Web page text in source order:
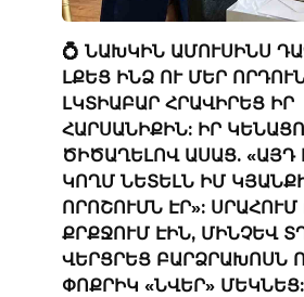
💍 ՆԱԽԿԻՆ ԱՄՈՒՍԻՆՍ
ԼՔԵՑ ԻՆՁ ՈՒ ՄԵՐ
ԼԿՏԻԱԲԱՐ ՀՐԱՎԻՐԵՑ ԻՐ
ՀԱՐՍԱՆԻՔԻՆ: ԻՐ
ԾԻԾԱՂԵԼՈՎ ԱՍԱՑ.
ԿՈՂՄ ՆԵՏԵԼՆ ԻՄ
ՈՐՈՇՈՒՄՆ ԷՐ»: ՍՐԱՀՈՒՄ
ՔՐՔՋՈՒՄ ԷԻՆ, ՄԻՆՉԵՎ
ՎԵՐՑՐԵՑ ԲԱՐՁՐԱԽՈՍՆ
ՓՈՔՐԻԿ «ՆՎԵՐ»